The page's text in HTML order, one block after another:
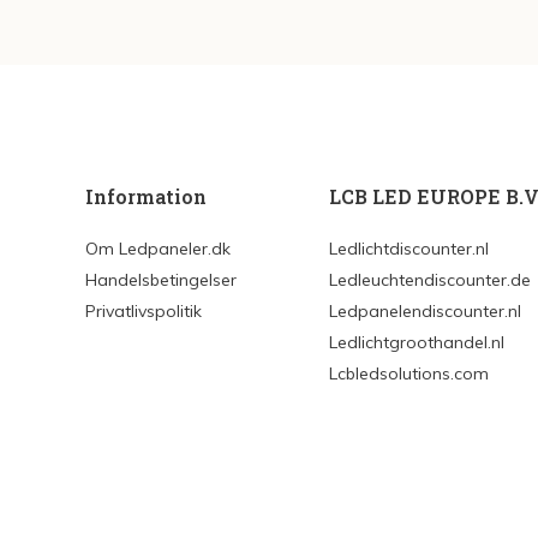
Information
Om Ledpaneler.dk
Handelsbetingelser
Privatlivspolitik
LCB LED EUROPE
Ledlichtdiscounter.nl
Ledleuchtendiscounter.de
Ledpanelendiscounter.nl
Ledlichtgroothandel.nl
Lcbledsolutions.com